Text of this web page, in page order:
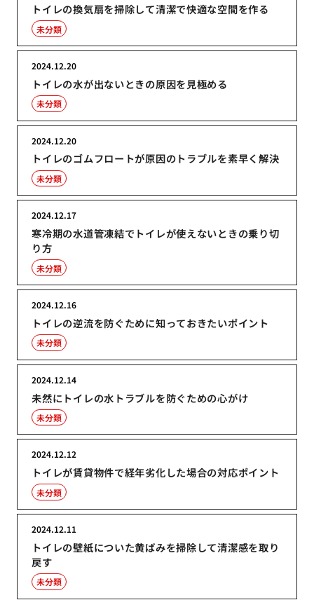
トイレの換気扇を掃除して清潔で快適な空間を作る
未分類
トイレの水が出ないときの原因を見極める
2024.12.20
未分類
トイレのゴムフロートが原因のトラブルを素早く解決
2024.12.20
未分類
寒冷期の水道管凍結でトイレが使えないときの乗り切
り方
2024.12.17
未分類
トイレの逆流を防ぐために知っておきたいポイント
2024.12.16
未分類
未然にトイレの水トラブルを防ぐための心がけ
2024.12.14
未分類
トイレが賃貸物件で経年劣化した場合の対応ポイント
2024.12.12
未分類
トイレの壁紙についた黄ばみを掃除して清潔感を取り
戻す
2024.12.11
未分類